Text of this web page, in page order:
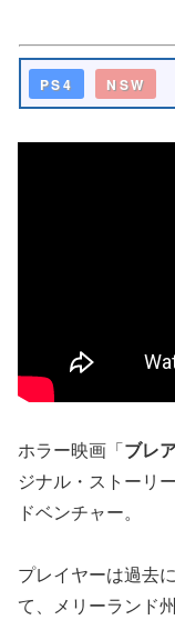
PS4 NSW
ホラー映画「ブレ
ジナル・ストーリ
ドベンチャー。
プレイヤーは過去
て、メリーランド